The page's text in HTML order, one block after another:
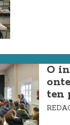
O
ten